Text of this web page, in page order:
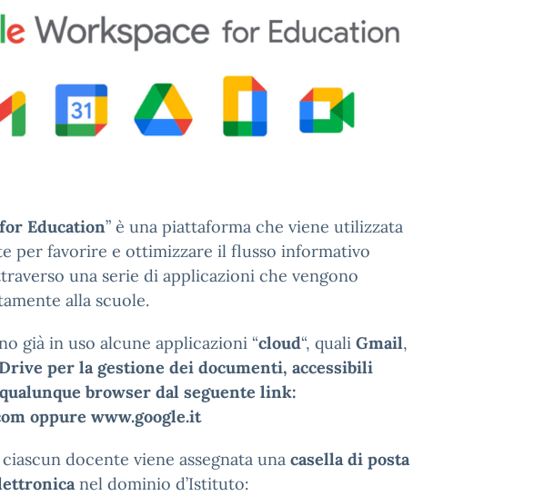
Education” è una piattaforma che viene utilizzata
per favorire e ottimizzare il flusso informativo
una serie di applicazioni che vengono
alla scuole.
già in uso alcune applicazioni “cloud“, quali Gmail,
Drive per la gestione dei documenti, accessibili
browser dal seguente link:
oppure www.google.it
ciascun docente viene assegnata una casella di posta
nel dominio d’Istituto: